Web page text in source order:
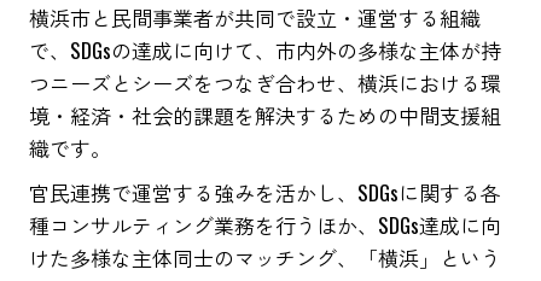
横浜市と民間事業者が共同で設立・運営する組織
で、SDGsの達成に向けて、市内外の多様な主体が持
つニーズとシーズをつなぎ合わせ、横浜における環
境・経済・社会的課題を解決するための中間支援組
織です。
官民連携で運営する強みを活かし、SDGsに関する各
種コンサルティング業務を行うほか、SDGs達成に向
けた多様な主体同士のマッチング、「横浜」という